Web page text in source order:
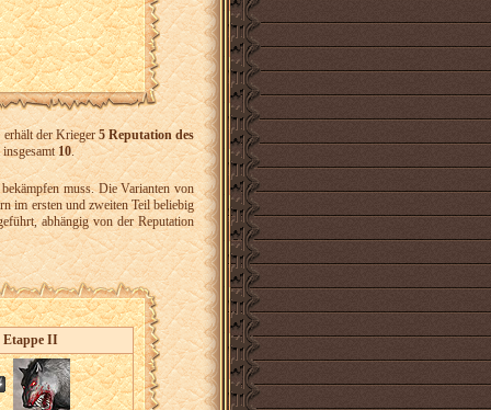
der Krieger5 Reputation des
insgesamt10.
muss. Die Varianten von
im ersten und zweiten Teil beliebig
abhängig von der Reputation
Etappe II